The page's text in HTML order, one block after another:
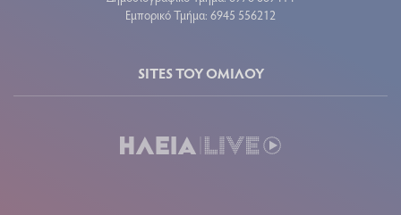
Εμπορικό Τμήμα: 6945 556212
SITES ΤΟΥ ΟΜΙΛΟΥ